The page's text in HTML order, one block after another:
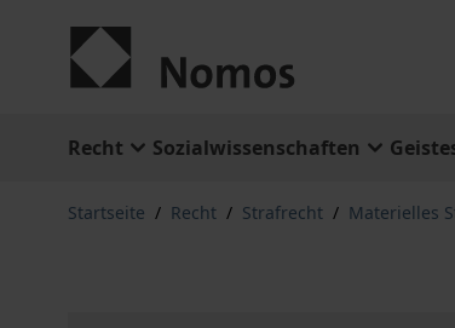
Recht Sozialwissenschaften
Startseite / Recht / Strafrecht / Materielles